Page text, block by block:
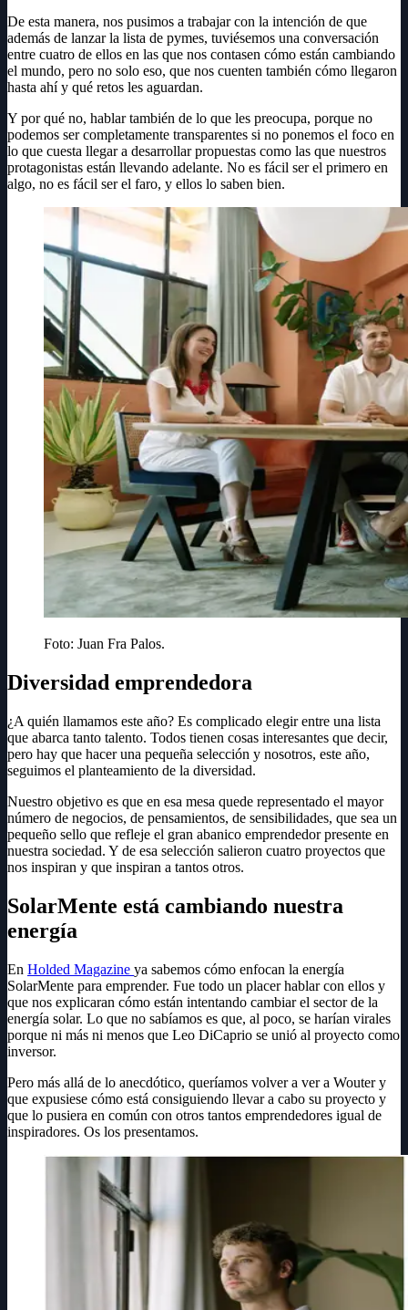
De esta manera, nos pusimos a trabajar con la intención de que
además de lanzar la lista de pymes, tuviésemos una conversación
entre cuatro de ellos en las que nos contasen cómo están cambiando
el mundo, pero no solo eso, que nos cuenten también cómo llegaron
hasta ahí y qué retos les aguardan.
Y por qué no, hablar también de lo que les preocupa, porque no
podemos ser completamente transparentes si no ponemos el foco en
lo que cuesta llegar a desarrollar propuestas como las que nuestros
protagonistas están llevando adelante. No es fácil ser el primero en
algo, no es fácil ser el faro, y ellos lo saben bien.
Foto: Juan Fra Palos.
Diversidad emprendedora
¿A quién llamamos este año? Es complicado elegir entre una lista
que abarca tanto talento. Todos tienen cosas interesantes que decir,
pero hay que hacer una pequeña selección y nosotros, este año,
seguimos el planteamiento de la diversidad.
Nuestro objetivo es que en esa mesa quede representado el mayor
número de negocios, de pensamientos, de sensibilidades, que sea un
pequeño sello que refleje el gran abanico emprendedor presente en
nuestra sociedad. Y de esa selección salieron cuatro proyectos que
nos inspiran y que inspiran a tantos otros.
SolarMente está cambiando nuestra
energía
En Holded Magazine ya sabemos cómo enfocan la energía
SolarMente para emprender. Fue todo un placer hablar con ellos y
que nos explicaran cómo están intentando cambiar el sector de la
energía solar. Lo que no sabíamos es que, al poco, se harían virales
porque ni más ni menos que Leo DiCaprio se unió al proyecto como
inversor.
Pero más allá de lo anecdótico, queríamos volver a ver a Wouter y
que expusiese cómo está consiguiendo llevar a cabo su proyecto y
que lo pusiera en común con otros tantos emprendedores igual de
inspiradores. Os los presentamos.